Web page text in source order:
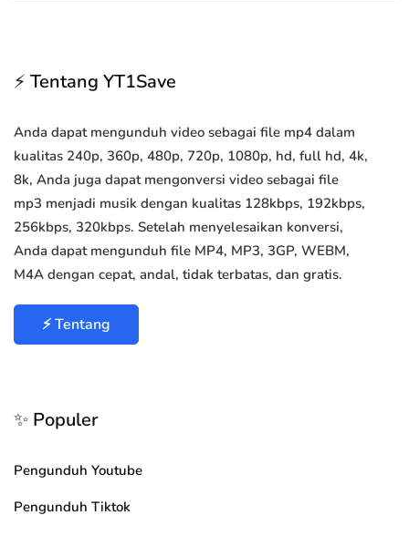
⚡ Tentang YT1Save
Anda dapat mengunduh video sebagai file mp4 dalam
kualitas 240p, 360p, 480p, 720p, 1080p, hd, full hd, 4k,
8k, Anda juga dapat mengonversi video sebagai file
mp3 menjadi musik dengan kualitas 128kbps, 192kbps,
256kbps, 320kbps. Setelah menyelesaikan konversi,
Anda dapat mengunduh file MP4, MP3, 3GP, WEBM,
M4A dengan cepat, andal, tidak terbatas, dan gratis.
⚡ Tentang
✨ Populer
Pengunduh Youtube
Pengunduh Tiktok